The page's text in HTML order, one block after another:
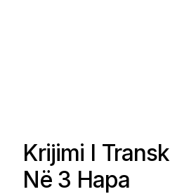
Krijimi I
Në 3 Hapa